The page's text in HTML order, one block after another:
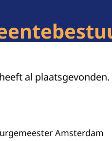
al plaatsgevonden.
Amsterdam